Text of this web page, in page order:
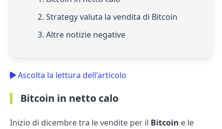
2. Strategy valuta la vendita di Bitcoin
3. Altre notizie negative
Ascolta la lettura dell'articolo
Bitcoin in netto calo
Inizio di dicembre tra le vendite per il Bitcoin e le